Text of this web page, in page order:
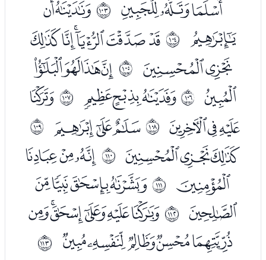
ﭒﭓﭔ ﱦﭖﭗ
ﭘ ﱧﭚﭛﭜﭝﭞﭟ
ﭠﭡ ﱨﭣﭤﭥﭦ
ﭧ ﱩﭩﭪﭫ ﱪﭭ
ﭮﭯﭰ ﱫﭲﭳﭴ ﱬ
ﭶﭷﭸ ﱭﭺﭻﭼ
ﭽ ﱮﭿﮀﮁﮂ
ﮃ ﱯﮅﮆﮇﮈﮉﮊ
ﮋﮌﮍﮎﮏ ﱰ